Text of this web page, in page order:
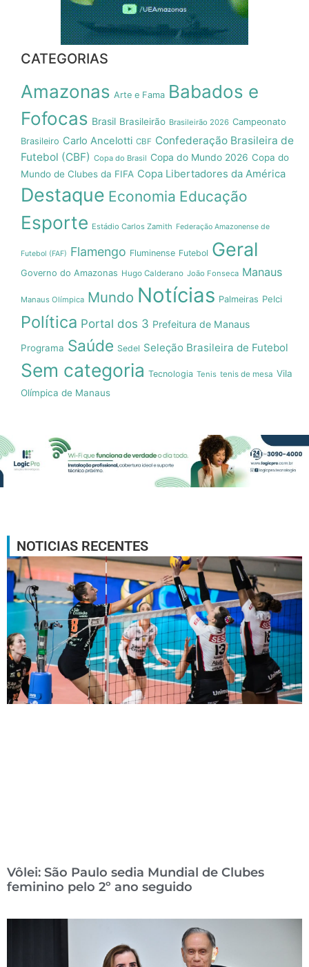
CATEGORIAS
Amazonas Arte e Fama Babados e
Fofocas Brasil Brasileirão Brasileirão 2026 Campeonato
Brasileiro Carlo Ancelotti CBF Confederação Brasileira de
Futebol (CBF) Copa do Brasil Copa do Mundo 2026 Copa do
Mundo de Clubes da FIFA Copa Libertadores da América
Destaque Economia Educação
Esporte Estádio Carlos Zamith Federação Amazonense de
Futebol (FAF) Flamengo Fluminense Futebol Geral
Governo do Amazonas Hugo Calderano João Fonseca Manaus
Manaus Olímpica Mundo Notícias Palmeiras Pelci
Política Portal dos 3 Prefeitura de Manaus
Programa Saúde Sedel Seleção Brasileira de Futebol
Sem categoria Tecnologia Tenis tenis de mesa Vila
Olímpica de Manaus
NOTICIAS RECENTES
Vôlei: São Paulo sedia Mundial de Clubes
feminino pelo 2º ano seguido